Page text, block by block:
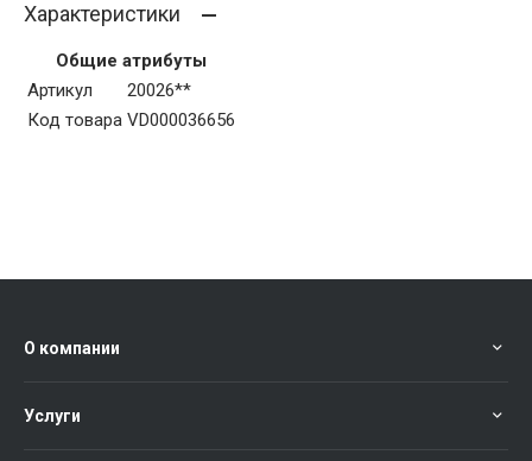
Характеристики
Общие атрибуты
Артикул
20026**
Код товара VD000036656
О компании
Услуги